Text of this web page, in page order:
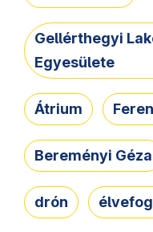
Gellérthegyi
Egyesülete
Átrium
Bereményi Géza
drón